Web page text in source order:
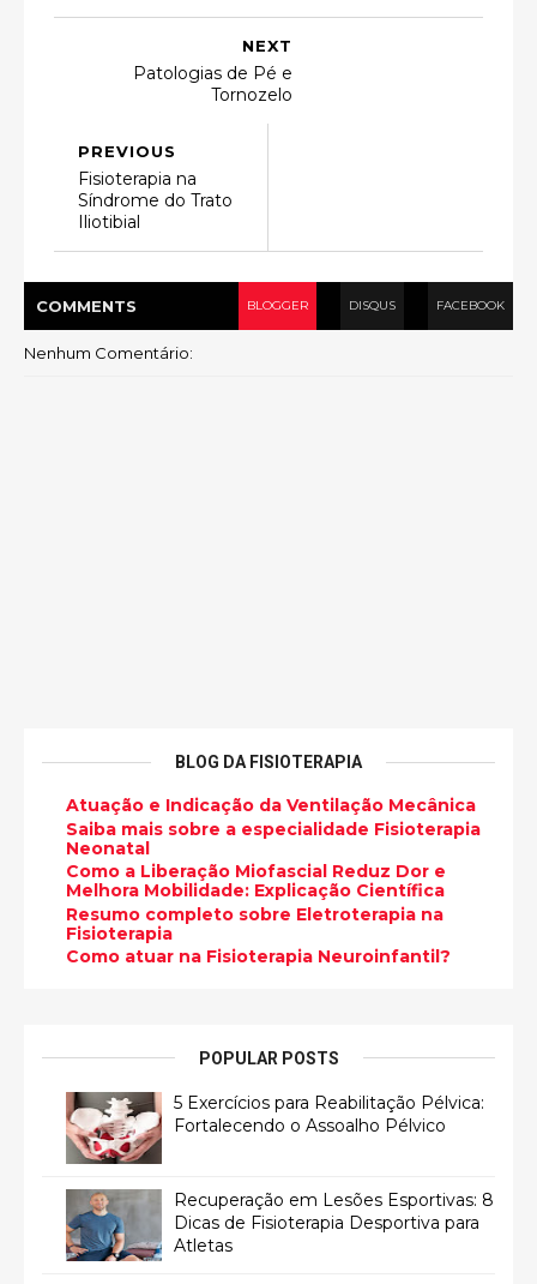
NEXT
Patologias de Pé e
Tornozelo
PREVIOUS
Fisioterapia na
Síndrome do Trato
Iliotibial
COMMENTS BLOGGER DISQUS FACEBOOK
Nenhum Comentário:
BLOG DA FISIOTERAPIA
Atuação e Indicação da Ventilação Mecânica
Saiba mais sobre a especialidade Fisioterapia
Neonatal
Como a Liberação Miofascial Reduz Dor e
Melhora Mobilidade: Explicação Científica
Resumo completo sobre Eletroterapia na
Fisioterapia
Como atuar na Fisioterapia Neuroinfantil?
POPULAR POSTS
5 Exercícios para Reabilitação Pélvica:
Fortalecendo o Assoalho Pélvico
Recuperação em Lesões Esportivas: 8
Dicas de Fisioterapia Desportiva para
Atletas